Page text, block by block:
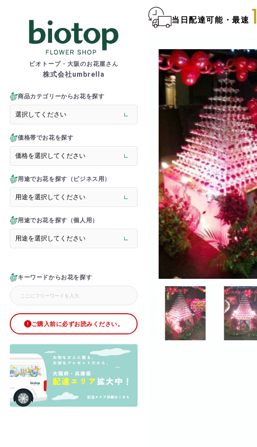
ビオトープ・大阪のお花屋さん
株式会社umbrella
商品カテゴリーからお花を探す
価格帯でお花を探す
用途でお花を探す（ビジネス用）
用途でお花を探す（個人用）
キーワードからお花を探す
ご購入前に必ずお読みください。
当日配達可能・最速 1
商品一覧カテゴリー
> 新商品
> フラワースタンド
> バルーンスタンド
> オーダーメイド
> フラワーアレンジメント
> バルーン＆ぬいぐるみアレンジメント
> 花束(フラワーブーケ)
> バルーン＆ぬいぐるみ花束
> アーティフィシャルグリッターローズ
> 推し活フラワーバルーン
> メモリアルフラワー
> ラグジュアリーフラワー
> バラ
> オフィスグリーン特集
> サプライズ装飾・ホテル装飾
> バルーン装飾
> シャンパンタワー
> アーチ
> シャボンフラワー
> ブリザードフラワー
> ボックスフラワー